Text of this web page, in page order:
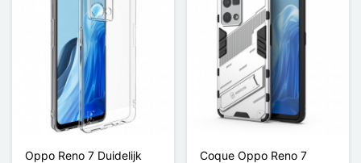
Oppo Reno 7 Duidelijk
Coque Oppo Reno 7